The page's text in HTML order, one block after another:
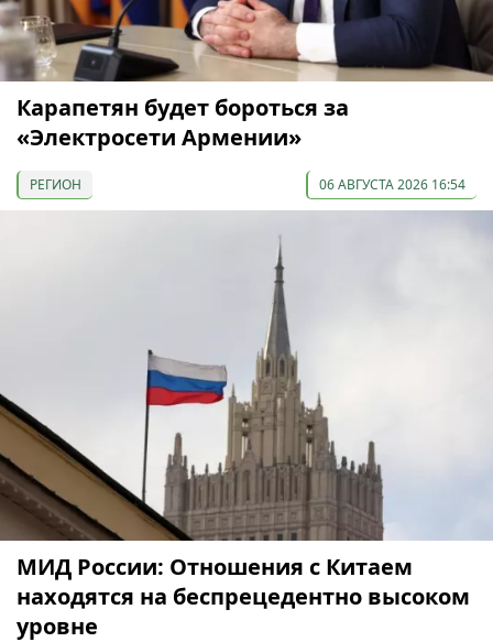
Карапетян будет бороться за
«Электросети Армении»
РЕГИОН 06 АВГУСТА 2026 16:54
МИД России: Отношения с Китаем
находятся на беспрецедентно высоком
уровне